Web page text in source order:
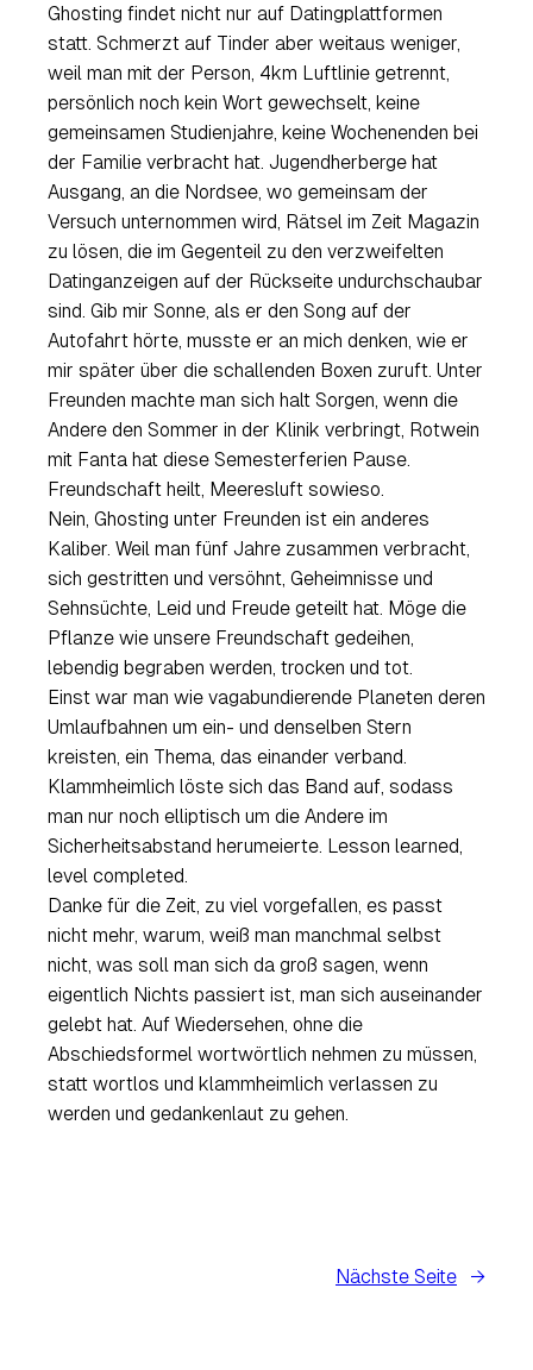
Ghosting findet nicht nur auf Datingplattformen
statt. Schmerzt auf Tinder aber weitaus weniger,
weil man mit der Person, 4km Luftlinie getrennt,
persönlich noch kein Wort gewechselt, keine
gemeinsamen Studienjahre, keine Wochenenden bei
der Familie verbracht hat. Jugendherberge hat
Ausgang, an die Nordsee, wo gemeinsam der
Versuch unternommen wird, Rätsel im Zeit Magazin
zu lösen, die im Gegenteil zu den verzweifelten
Datinganzeigen auf der Rückseite undurchschaubar
sind. Gib mir Sonne, als er den Song auf der
Autofahrt hörte, musste er an mich denken, wie er
mir später über die schallenden Boxen zuruft. Unter
Freunden machte man sich halt Sorgen, wenn die
Andere den Sommer in der Klinik verbringt, Rotwein
mit Fanta hat diese Semesterferien Pause.
Freundschaft heilt, Meeresluft sowieso.
Nein, Ghosting unter Freunden ist ein anderes
Kaliber. Weil man fünf Jahre zusammen verbracht,
sich gestritten und versöhnt, Geheimnisse und
Sehnsüchte, Leid und Freude geteilt hat. Möge die
Pflanze wie unsere Freundschaft gedeihen,
lebendig begraben werden, trocken und tot.
Einst war man wie vagabundierende Planeten deren
Umlaufbahnen um ein- und denselben Stern
kreisten, ein Thema, das einander verband.
Klammheimlich löste sich das Band auf, sodass
man nur noch elliptisch um die Andere im
Sicherheitsabstand herumeierte. Lesson learned,
level completed.
Danke für die Zeit, zu viel vorgefallen, es passt
nicht mehr, warum, weiß man manchmal selbst
nicht, was soll man sich da groß sagen, wenn
eigentlich Nichts passiert ist, man sich auseinander
gelebt hat. Auf Wiedersehen, ohne die
Abschiedsformel wortwörtlich nehmen zu müssen,
statt wortlos und klammheimlich verlassen zu
werden und gedankenlaut zu gehen.
Nächste Seite →